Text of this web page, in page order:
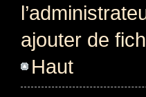
ajouter de
Haut